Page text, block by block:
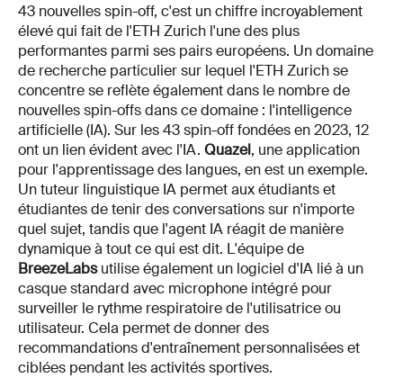
43 nouvelles spin-off, c'est un chiffre incroyablement
élevé qui fait de l'ETH Zurich l'une des plus
performantes parmi ses pairs européens. Un domaine
de recherche particulier sur lequel l'ETH Zurich se
concentre se reflète également dans le nombre de
nouvelles spin-offs dans ce domaine : l'intelligence
artificielle (IA). Sur les 43 spin-off fondées en 2023, 12
ont un lien évident avec l'IA. Quazel, une application
pour l'apprentissage des langues, en est un exemple.
Un tuteur linguistique IA permet aux étudiants et
étudiantes de tenir des conversations sur n'importe
quel sujet, tandis que l'agent IA réagit de manière
dynamique à tout ce qui est dit. L'équipe de
BreezeLabsutilise également un logiciel d'IA lié à un
casque standard avec microphone intégré pour
surveiller le rythme respiratoire de l'utilisatrice ou
utilisateur. Cela permet de donner des
recommandations d'entraînement personnalisées et
ciblées pendant les activités sportives.